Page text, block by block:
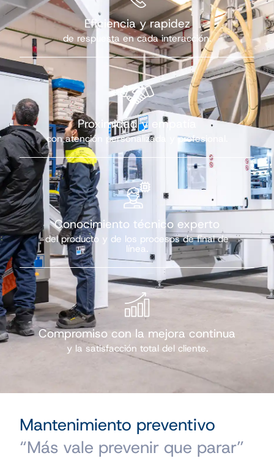
Eficiencia y rapidez
de respuesta en cada interacción.
Proximidad y empatía
con atención personalizada y profesional.
Conocimiento técnico experto
del producto y de los procesos de final de
línea.
Compromiso con la mejora continua
y la satisfacción total del cliente.
Mantenimiento preventivo
“Más vale prevenir que parar”